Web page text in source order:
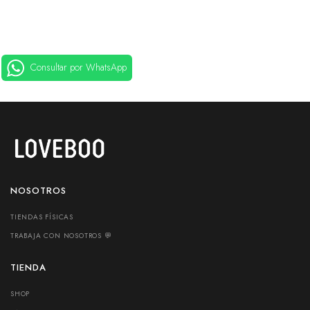
Consultar por WhatsApp
NOSOTROS
TIENDAS FÍSICAS
TRABAJA CON NOSOTROS 💬
TIENDA
SHOP